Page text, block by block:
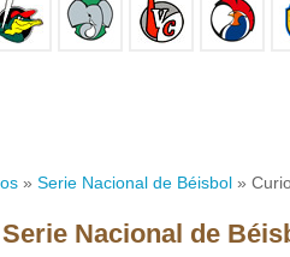
» Serie Nacional de Béisbol »
Nacional de